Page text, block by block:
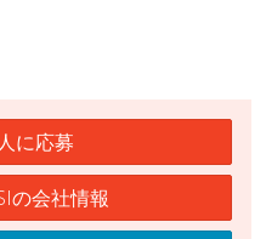
に応募
の会社情報